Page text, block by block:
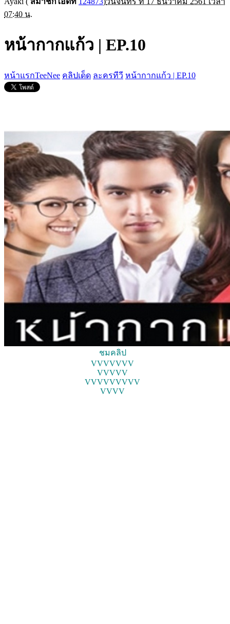
07:40 น.
หน้ากากแก้ว | EP.10
หน้าแรกTeeNee คลิปเด็ด ละครทีวี หน้ากากแก้ว | EP.10
ชมคลิป
VVVVVVV
VVVVV
VVVVVVVVV
VVVV